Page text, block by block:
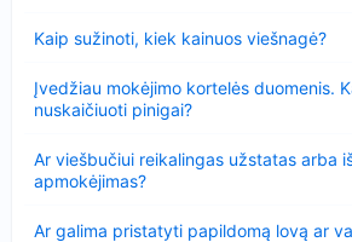
Kaip sužinoti, kiek kainuos viešnagė?
Įvedžiau mokėjimo kortelės duomenis.
nuskaičiuoti pinigai?
Ar viešbučiui reikalingas užstatas arba
apmokėjimas?
Ar galima pristatyti papildomą lovą ar